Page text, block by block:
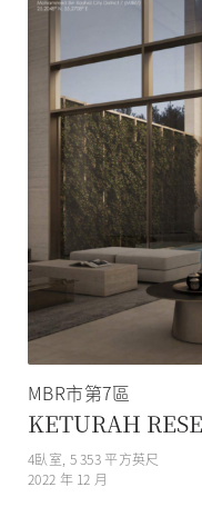
MBR市第7區
KETURAH
4臥室, 5 353 平方英尺
2022 年 12 月